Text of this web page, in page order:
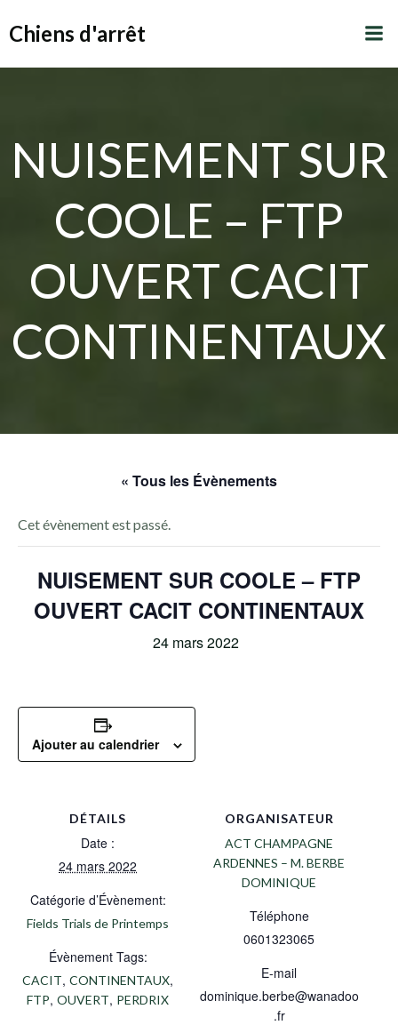
Chiens d'arrêt
NUISEMENT SUR
COOLE – FTP
OUVERT CACIT
CONTINENTAUX
« Tous les Évènements
Cet évènement est passé.
NUISEMENT SUR COOLE – FTP
OUVERT CACIT CONTINENTAUX
24 mars 2022
Ajouter au calendrier
DÉTAILS
Date :
24 mars 2022
Catégorie d’Évènement:
Fields Trials de Printemps
Évènement Tags:
CACIT, CONTINENTAUX,
FTP, OUVERT, PERDRIX
ORGANISATEUR
ACT CHAMPAGNE
ARDENNES – M. BERBE
DOMINIQUE
Téléphone
0601323065
E-mail
dominique.berbe@wanadoo
.fr